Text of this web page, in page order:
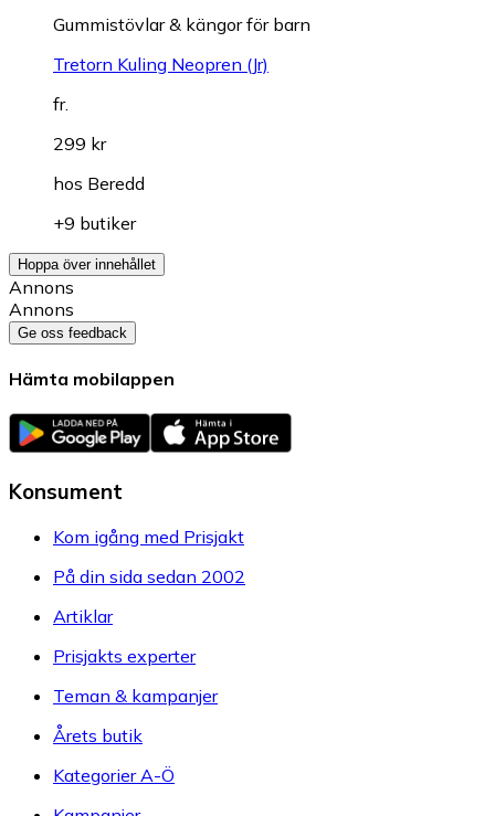
Gummistövlar & kängor för barn
Tretorn Kuling Neopren (Jr)
fr.
299 kr
hos Beredd
+9 butiker
Hoppa över innehållet
Annons
Annons
Ge oss feedback
Hämta mobilappen
Konsument
Kom igång med Prisjakt
På din sida sedan 2002
Artiklar
Prisjakts experter
Teman & kampanjer
Årets butik
Kategorier A-Ö